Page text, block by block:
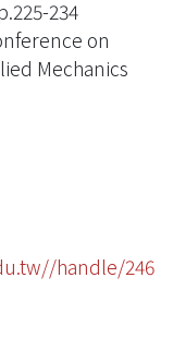
234
on
Mechanics
handle/246